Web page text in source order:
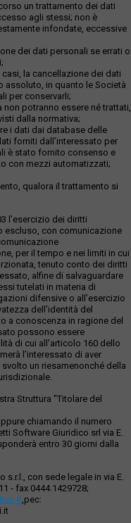
un trattamento dei dati
agli stessi; non è
infondate, eccessive
dei dati personali se errati o
la cancellazione dei dati
assoluto, in quanto le Società
per conservarli;
non potranno essere né trattati,
dalla normativa;
i dati dai database delle
forniti dall’interessato per
è stato fornito consenso e
con mezzi automatizzati;
qualora il trattamento si
l’esercizio dei diritti
escluso, con comunicazione
per il tempo e nei limiti in cui
tenuto conto dei diritti
alfine di salvaguardare
tutelati in materia di
difensive o all’esercizio
dell’identità del
a conoscenza in ragione del
possono essere
di cui all’articolo 160 dello
l’interessato di aver
un riesamenonché della
Struttura "Titolare del
chiamando il numero
Software Giuridico srl via E.
entro 30 giorni dalla
con sede legale in via E.
- fax 0444.1429728;
,pec: